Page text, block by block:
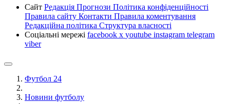
Сайт Редакція Прогнози Політика конфіденційності
Правила сайту Контакти Правила коментування
Редакційна політика Структура власності
Соціальні мережі facebook x youtube instagram telegram
viber
Футбол 24
Новини футболу